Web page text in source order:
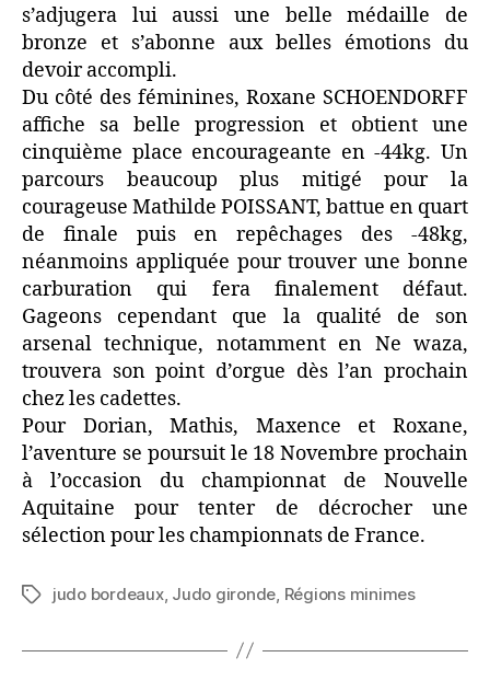
s’adjugera lui aussi une belle médaille de
bronze et s’abonne aux belles émotions du
devoir accompli.
Du côté des féminines, Roxane SCHOENDORFF
affiche sa belle progression et obtient une
cinquième place encourageante en -44kg. Un
parcours beaucoup plus mitigé pour la
courageuse Mathilde POISSANT, battue en quart
de finale puis en repêchages des -48kg,
néanmoins appliquée pour trouver une bonne
carburation qui fera finalement défaut.
Gageons cependant que la qualité de son
arsenal technique, notamment en Ne waza,
trouvera son point d’orgue dès l’an prochain
chez les cadettes.
Pour Dorian, Mathis, Maxence et Roxane,
l’aventure se poursuit le 18 Novembre prochain
à l’occasion du championnat de Nouvelle
Aquitaine pour tenter de décrocher une
sélection pour les championnats de France.
judo bordeaux, Judo gironde, Régions minimes